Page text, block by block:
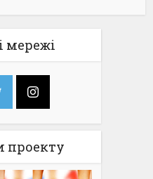
мережі
проекту